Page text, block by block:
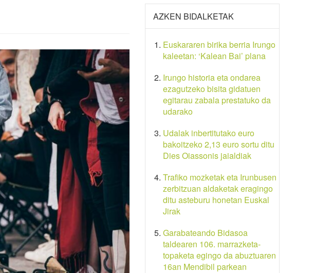
AZKEN BIDALKETAK
Euskararen birika berria Irungo
kaleetan: ‘Kalean Bai’ plana
Irungo historia eta ondarea
ezagutzeko bisita gidatuen
egitarau zabala prestatuko da
udarako
Udalak inbertitutako euro
bakoitzeko 2,13 euro sortu ditu
Dies Oiassonis jaialdiak
Trafiko mozketak eta Irunbusen
zerbitzuan aldaketak eragingo
ditu asteburu honetan Euskal
Jirak
Garabateando Bidasoa
taldearen 106. marrazketa-
topaketa egingo da abuztuaren
16an Mendibil parkean